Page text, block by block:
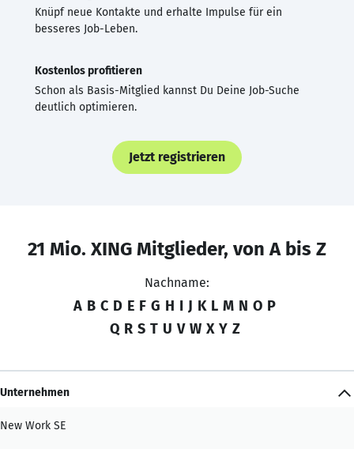
Knüpf neue Kontakte und erhalte Impulse für ein
besseres Job-Leben.
Kostenlos profitieren
Schon als Basis-Mitglied kannst Du Deine Job-Suche
deutlich optimieren.
Jetzt registrieren
21 Mio. XING Mitglieder, von A bis Z
Nachname:
A B C D E F G H I J K L M N O P
Q R S T U V W X Y Z
Unternehmen
New Work SE